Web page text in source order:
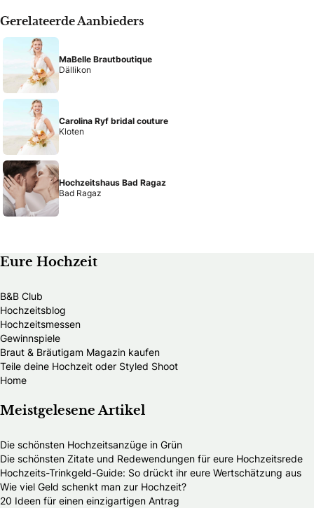
Gerelateerde Aanbieders
MaBelle Brautboutique
Dällikon
Carolina Ryf bridal couture
Kloten
Hochzeitshaus Bad Ragaz
Bad Ragaz
Eure Hochzeit
B&B Club
Hochzeitsblog
Hochzeitsmessen
Gewinnspiele
Braut & Bräutigam Magazin kaufen
Teile deine Hochzeit oder Styled Shoot
Home
Meistgelesene Artikel
Die schönsten Hochzeitsanzüge in Grün
Die schönsten Zitate und Redewendungen für eure Hochzeitsrede
Hochzeits-Trinkgeld-Guide: So drückt ihr eure Wertschätzung aus
Wie viel Geld schenkt man zur Hochzeit?
20 Ideen für einen einzigartigen Antrag